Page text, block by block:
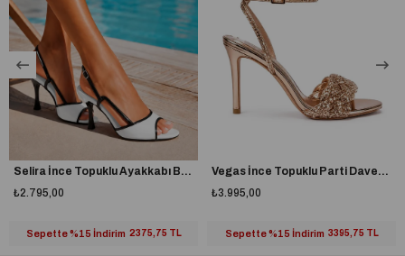
Selira İnce Topuklu Ayakkabı Beyaz
₺2.795,00
Sepette %15 İndirim 2375,75 TL
Vegas İnce Topuklu Parti Davet Ayakkabısı Gold
₺3.995,00
Sepette %15 İndirim 3395,75 TL